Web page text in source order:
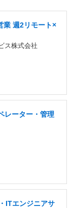
業 週2リモート×
ス株式会社
レーター・管理
ITエンジニアサ